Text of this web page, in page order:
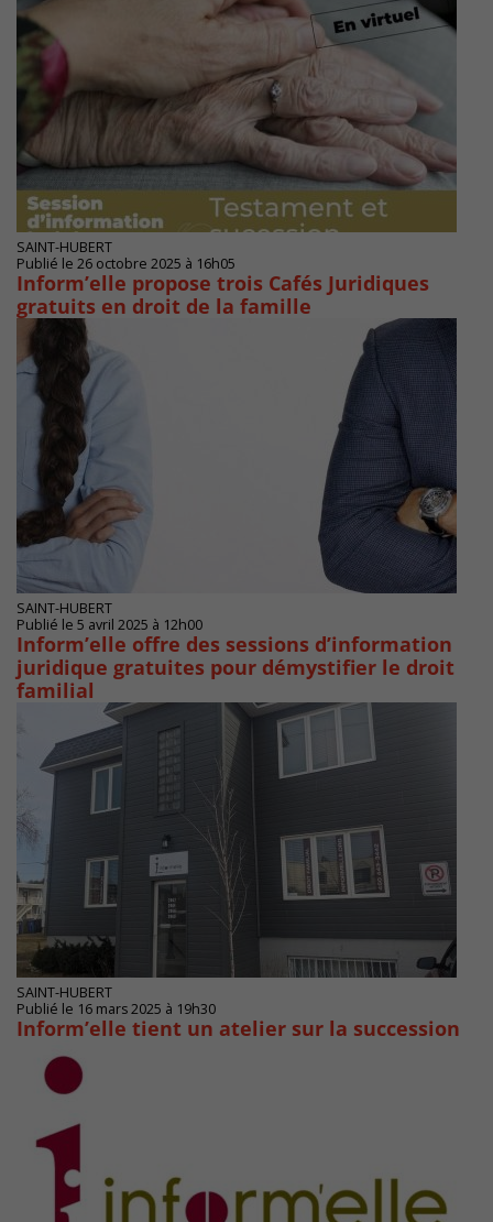
SAINT-HUBERT
Publié le 26 octobre 2025 à 16h05
Inform’elle propose trois Cafés Juridiques
gratuits en droit de la famille
SAINT-HUBERT
Publié le 5 avril 2025 à 12h00
Inform’elle offre des sessions d’information
juridique gratuites pour démystifier le droit
familial
SAINT-HUBERT
Publié le 16 mars 2025 à 19h30
Inform’elle tient un atelier sur la succession